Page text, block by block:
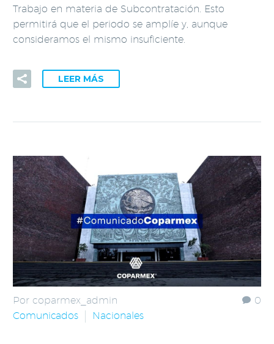
Trabajo en materia de Subcontratación. Esto
permitirá que el periodo se amplíe y, aunque
consideramos el mismo insuficiente.
LEER MÁS
0
Por coparmex_admin
Comunicados
Nacionales